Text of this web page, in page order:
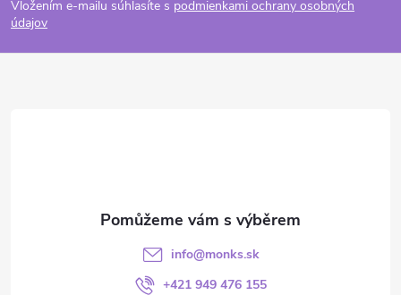
Vložením e-mailu súhlasíte s podmienkami ochrany osobných
údajov
info@monks.sk
+421 949 476 155